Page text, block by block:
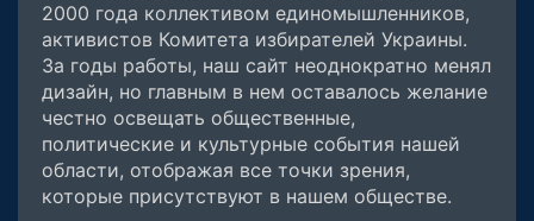
2000 года коллективом единомышленников,
активистов Комитета избирателей Украины.
За годы работы, наш сайт неоднократно менял
дизайн, но главным в нем оставалось желание
честно освещать общественные,
политические и культурные события нашей
области, отображая все точки зрения,
которые присутствуют в нашем обществе.